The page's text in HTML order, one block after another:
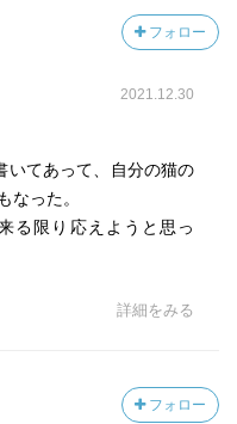
フォロー
2021.12.30
いてあって、自分の猫の
なった。
る限り応えようと思っ
詳細をみる
フォロー